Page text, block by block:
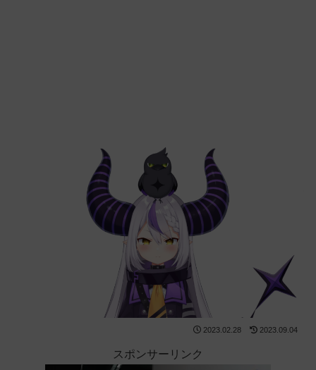
2023.02.28 2023.09.04
スポンサーリンク